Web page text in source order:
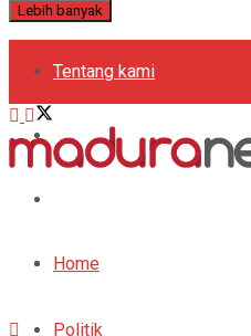
Lebih banyak
Tentang kami
Kebijakan Privasi
Periklanan
Home
Politik